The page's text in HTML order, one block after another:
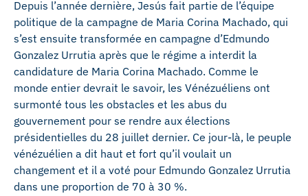
Depuis l’année dernière, Jesús fait partie de l’équipe
politique de la campagne de Maria Corina Machado, qui
s’est ensuite transformée en campagne d’Edmundo
Gonzalez Urrutia après que le régime a interdit la
candidature de Maria Corina Machado. Comme le
monde entier devrait le savoir, les Vénézuéliens ont
surmonté tous les obstacles et les abus du
gouvernement pour se rendre aux élections
présidentielles du 28 juillet dernier. Ce jour-là, le peuple
vénézuélien a dit haut et fort qu’il voulait un
changement et il a voté pour Edmundo Gonzalez Urrutia
dans une proportion de 70 à 30 %.